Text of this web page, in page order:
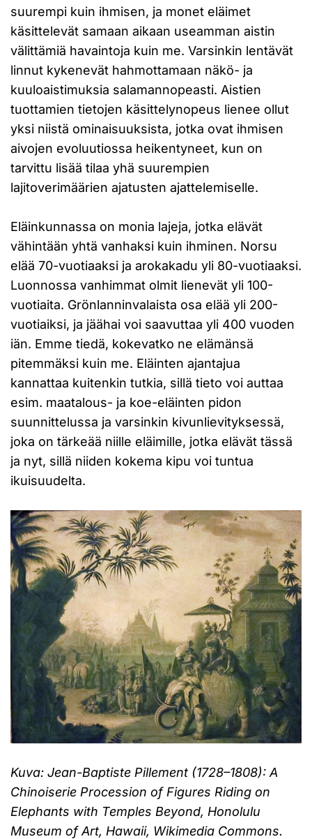
suurempi kuin ihmisen, ja monet eläimet
käsittelevät samaan aikaan useamman aistin
välittämiä havaintoja kuin me. Varsinkin lentävät
linnut kykenevät hahmottamaan näkö- ja
kuuloaistimuksia salamannopeasti. Aistien
tuottamien tietojen käsittelynopeus lienee ollut
yksi niistä ominaisuuksista, jotka ovat ihmisen
aivojen evoluutiossa heikentyneet, kun on
tarvittu lisää tilaa yhä suurempien
lajitoverimäärien ajatusten ajattelemiselle.
Eläinkunnassa on monia lajeja, jotka elävät
vähintään yhtä vanhaksi kuin ihminen. Norsu
elää 70-vuotiaaksi ja arokakadu yli 80-vuotiaaksi.
Luonnossa vanhimmat olmit lienevät yli 100-
vuotiaita. Grönlanninvalaista osa elää yli 200-
vuotiaiksi, ja jäähai voi saavuttaa yli 400 vuoden
iän. Emme tiedä, kokevatko ne elämänsä
pitemmäksi kuin me. Eläinten ajantajua
kannattaa kuitenkin tutkia, sillä tieto voi auttaa
esim. maatalous- ja koe-eläinten pidon
suunnittelussa ja varsinkin kivunlievityksessä,
joka on tärkeää niille eläimille, jotka elävät tässä
ja nyt, sillä niiden kokema kipu voi tuntua
ikuisuudelta.
Kuva: Jean-Baptiste Pillement (1728–1808): A
Chinoiserie Procession of Figures Riding on
Elephants with Temples Beyond, Honolulu
Museum of Art, Hawaii, Wikimedia Commons.